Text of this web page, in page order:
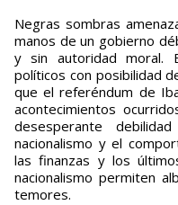
Negras sombras
manos de un gobierno
y sin autoridad moral.
políticos con posibilidad
que el referéndum de
acontecimientos
desesperante
nacionalismo y el
las finanzas y los
nacionalismo permiten
temores.